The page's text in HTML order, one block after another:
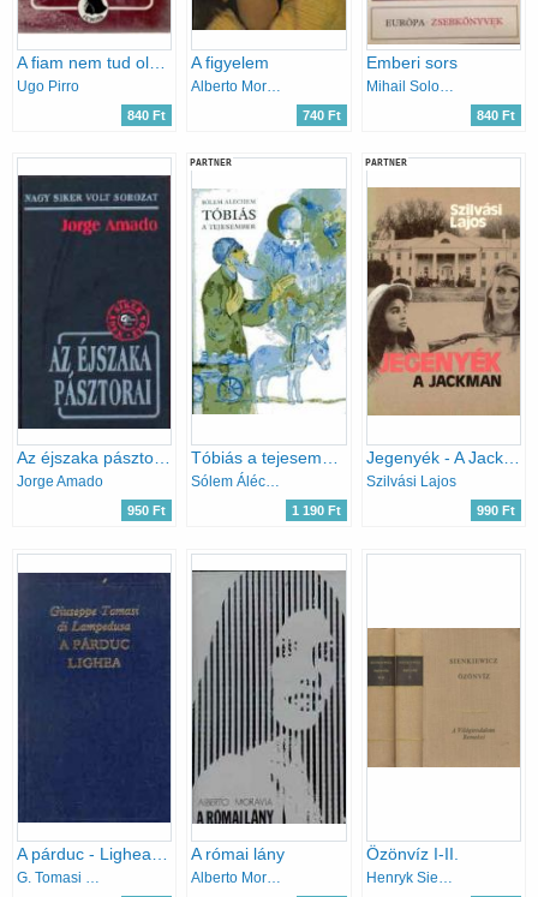
Ugo Pirro
840 Ft
A figyelem
740 Ft
Emberi sors
Mihail Solohov
840 Ft
Az éjszaka pásztorai
Jorge Amado
950 Ft
PARTNER
Tóbiás a tejesember
Sólem Áléchem
1 190 Ft
PARTNER
Jegenyék - A Jackman
Szilvási Lajos
990 Ft
A római lány Özönvíz I-II.